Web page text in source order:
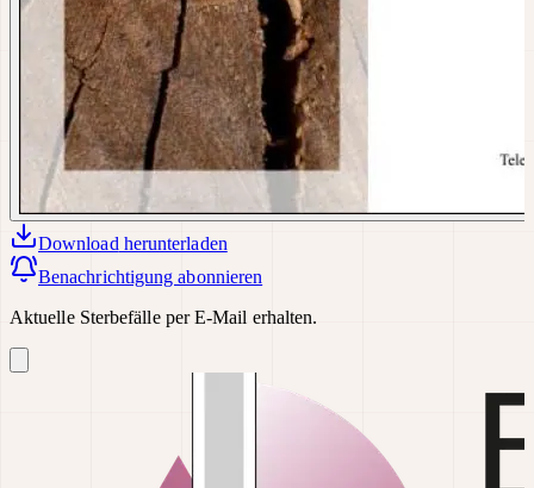
Download herunterladen
Benachrichtigung abonnieren
Aktuelle Sterbefälle per E-Mail erhalten.